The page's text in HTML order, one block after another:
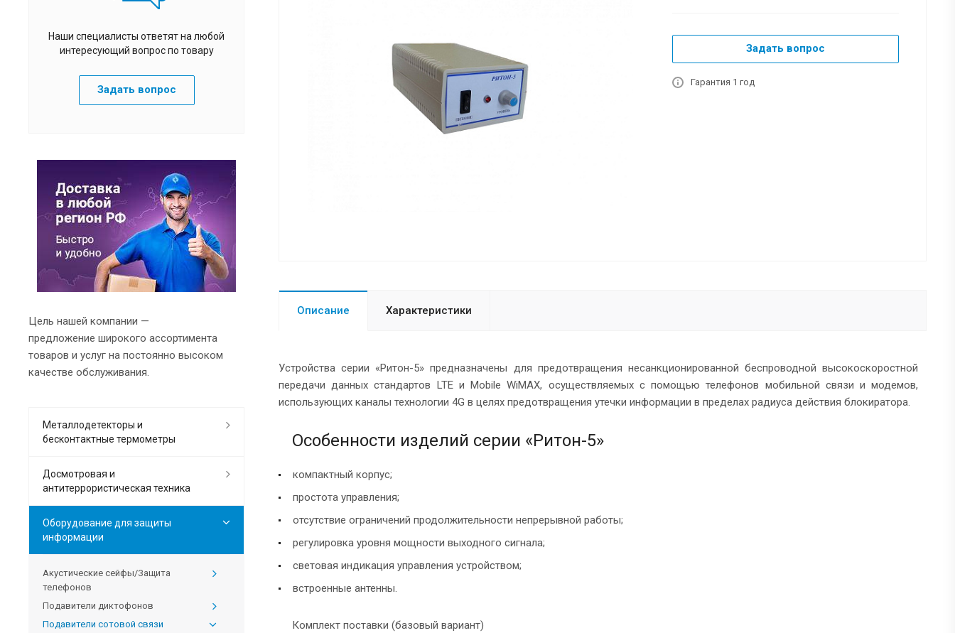
Задать вопрос
Гарантия 1 год
Описание Характеристики
Устройства серии «Ритон-5» предназначены для предотвращения несанкционированной беспроводной высокоскоростной
передачи данных стандартов LTE и Mobile WiMAX, осуществляемых с помощью телефонов мобильной связи и модемов,
использующих каналы технологии 4G в целях предотвращения утечки информации в пределах радиуса действия блокиратора.
Особенности изделий серии «Ритон-5»
компактный корпус;
простота управления;
отсутствие ограничений продолжительности непрерывной работы;
регулировка уровня мощности выходного сигнала;
световая индикация управления устройством;
встроенные антенны.
Комплект поставки (базовый вариант)
Наши специалисты ответят на любой
интересующий вопрос по товару
Задать вопрос
Цель нашей компании —
предложение широкого ассортимента
товаров и услуг на постоянно высоком
качестве обслуживания.
Металлодетекторы и
бесконтактные термометры
Досмотровая и
антитеррористическая техника
Оборудование для защиты
информации
Акустические сейфы/Защита
телефонов
Подавители диктофонов
Подавители сотовой связи